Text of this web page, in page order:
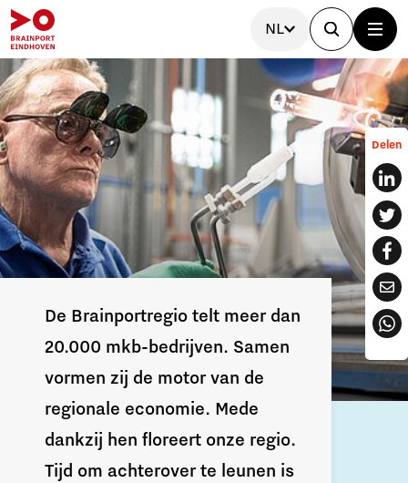
NL
Delen
De Brainportregio telt meer dan
20.000 mkb-bedrijven. Samen
vormen zij de motor van de
regionale economie. Mede
dankzij hen floreert onze regio.
Tijd om achterover te leunen is